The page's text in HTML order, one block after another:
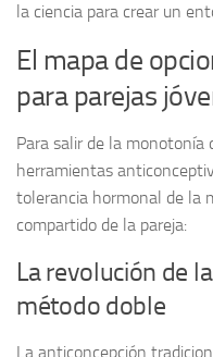
la ciencia para crear un
El mapa de
para parejas
Para salir de la monotonía
herramientas
tolerancia hormonal de la
compartido de la pareja:
La revolución de
método doble
La anticoncepción